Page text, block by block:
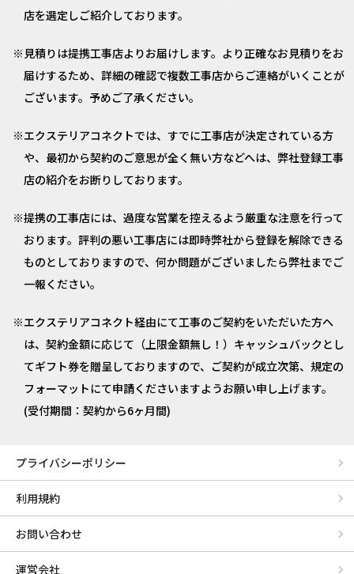
店を選定しご紹介しております。
見積りは提携工事店よりお届けします。より正確なお見積りをお
届けするため、詳細の確認で複数工事店からご連絡がいくことが
ございます。予めご了承ください。
エクステリアコネクトでは、すでに工事店が決定されている方
や、最初から契約のご意思が全く無い方などへは、弊社登録工事
店の紹介をお断りしております。
提携の工事店には、過度な営業を控えるよう厳重な注意を行って
おります。評判の悪い工事店には即時弊社から登録を解除できる
ものとしておりますので、何か問題がございましたら弊社までご
一報ください。
エクステリアコネクト経由にて工事のご契約をいただいた方へ
は、契約金額に応じて（上限金額無し！）キャッシュバックとし
てギフト券を贈呈しておりますので、ご契約が成立次第、規定の
フォーマットにて申請くださいますようお願い申し上げます。
(受付期間：契約から6ヶ月間)
プライバシーポリシー
利用規約
お問い合わせ
運営会社